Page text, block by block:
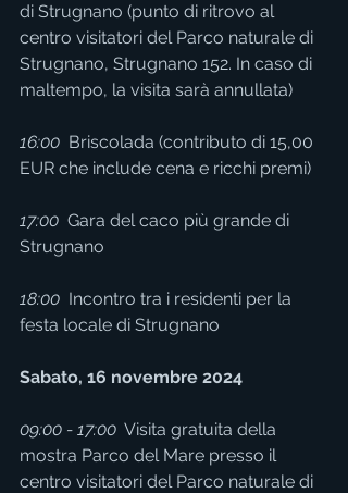
di Strugnano (punto di ritrovo al
centro visitatori del Parco naturale di
Strugnano, Strugnano 152. In caso di
maltempo, la visita sarà annullata)
16:00
  Briscolada (contributo di 15,00
EUR che include cena e ricchi premi)
17:00 Gara del caco più grande di
Strugnano
18:00
  Incontro tra i residenti per la
festa locale di Strugnano
Sabato, 16 novembre 2024
09:00 - 17:00
  Visita gratuita della
mostra Parco del Mare presso il
centro visitatori del Parco naturale di